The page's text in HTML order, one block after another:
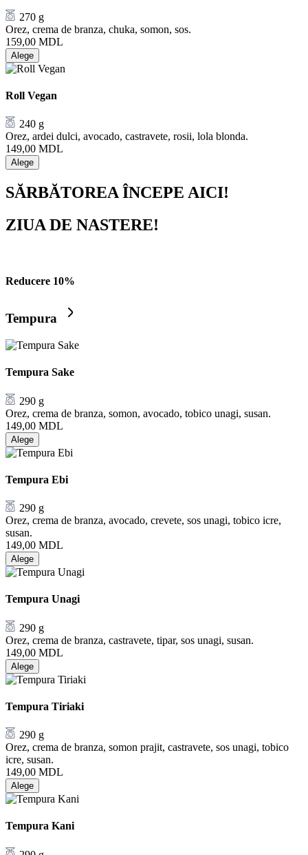
270 g
Orez, crema de branza, chuka, somon, sos.
159,00 MDL
Alege
Roll Vegan
240 g
Orez, ardei dulci, avocado, castravete, rosii, lola blonda.
149,00 MDL
Alege
SĂRBĂTOREA ÎNCEPE AICI!
ZIUA DE NASTERE!
Reducere 10%
Tempura
Tempura Sake
290 g
Orez, crema de branza, somon, avocado, tobico unagi, susan.
149,00 MDL
Alege
Tempura Ebi
290 g
Orez, crema de branza, avocado, crevete, sos unagi, tobico icre,
susan.
149,00 MDL
Alege
Tempura Unagi
290 g
Orez, crema de branza, castravete, tipar, sos unagi, susan.
149,00 MDL
Alege
Tempura Tiriaki
290 g
Orez, crema de branza, somon prajit, castravete, sos unagi, tobico
icre, susan.
149,00 MDL
Alege
Tempura Kani